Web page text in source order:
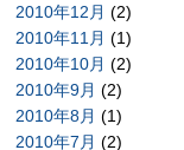
2010年12月 (2)
2010年11月 (1)
2010年10月 (2)
2010年9月 (2)
2010年8月 (1)
2010年7月 (2)